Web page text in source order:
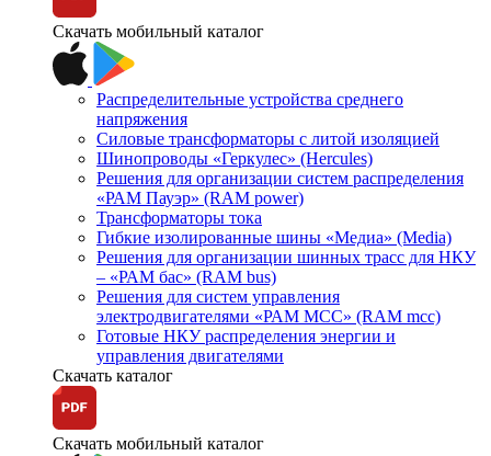
Скачать мобильный каталог
Распределительные устройства среднего
напряжения
Силовые трансформаторы с литой изоляцией
Шинопроводы «Геркулес» (Hercules)
Решения для организации систем распределения
«РАМ Пауэр» (RAM power)
Трансформаторы тока
Гибкие изолированные шины «Медиа» (Media)
Решения для организации шинных трасс для НКУ
– «РАМ бас» (RAM bus)
Решения для систем управления
электродвигателями «РАМ МСС» (RAM mcc)
Готовые НКУ распределения энергии и
управления двигателями
Скачать каталог
Скачать мобильный каталог